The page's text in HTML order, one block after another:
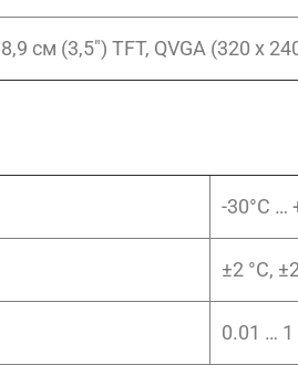
8,9 см (3,5″) TFT, QVGA (320 x
-30°C …
±2 °C,
0.01 … 1